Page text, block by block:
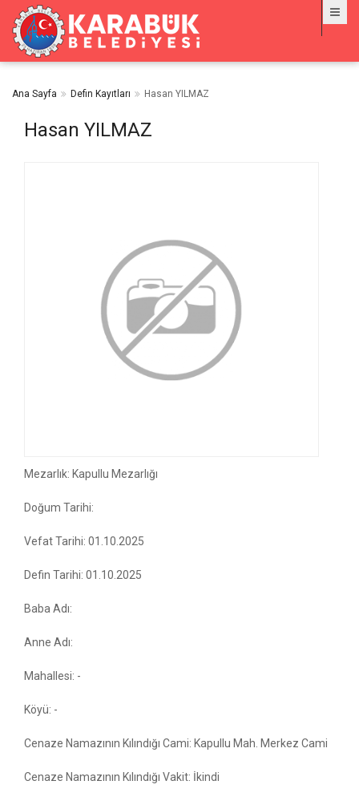
Ana Sayfa Defin Kayıtları Hasan YILMAZ
Hasan YILMAZ
Mezarlık: Kapullu Mezarlığı
Doğum Tarihi:
Vefat Tarihi: 01.10.2025
Defin Tarihi: 01.10.2025
Baba Adı:
Anne Adı:
Mahallesi: -
Köyü: -
Cenaze Namazının Kılındığı Cami: Kapullu Mah. Merkez Cami
Cenaze Namazının Kılındığı Vakit: İkindi